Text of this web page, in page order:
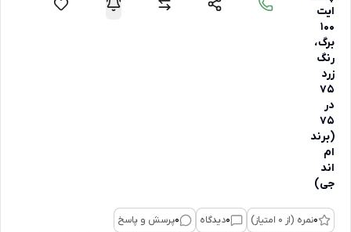
ایت
۱۰۰
برگ،
رنگ
زرد
۷۵
در
۷۵
(برند
ام
اند
جی)
0نمره (از 0 امتیاز) 0دیدگاه 0پرسش و پاسخ